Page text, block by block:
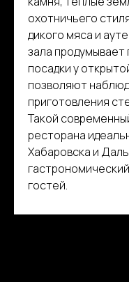
охотничьего
дикого мяса и
зала продумывает
посадки у
позволяют
приготовления
Такой
ресторана
Хабаровска и
гостей.